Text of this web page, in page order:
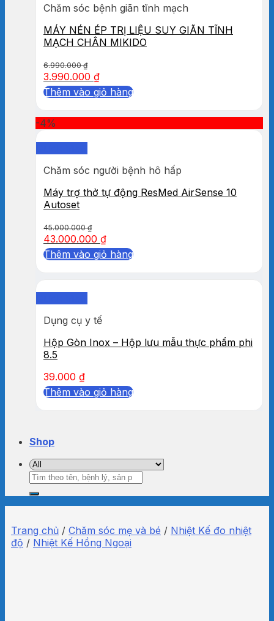
Chăm sóc bệnh giãn tĩnh mạch
MÁY NÉN ÉP TRỊ LIỆU SUY GIÃN TĨNH
MẠCH CHÂN MIKIDO
6.990.000₫
3.990.000 ₫
Thêm vào giỏ hàng
-4%
Chăm sóc người bệnh hô hấp
Máy trợ thở tự động ResMed AirSense 10
Autoset
45.000.000₫
43.000.000 ₫
Thêm vào giỏ hàng
Dụng cụ y tế
Hộp Gòn Inox – Hộp lưu mẫu thực phẩm phi
8.5
39.000 ₫
Thêm vào giỏ hàng
Shop
Tìm
kiếm:
Trang chủ / Chăm sóc mẹ và bé / Nhiệt Kế đo nhiệt
độ / Nhiệt Kế Hồng Ngoại